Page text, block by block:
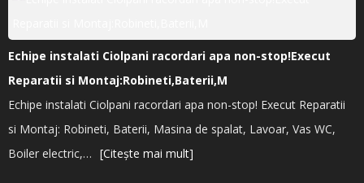
Echipe instalati Ciolpani racordari apa non-stop!Execut
Reparatii si Montaj:Robineti,Baterii,M
Echipe instalati Ciolpani racordari apa non-stop! Execut Reparatii
si Montaj: Robineti, Baterii, Masina de spalat, Lavoar, Vas WC,
Boiler electric,… [Citește mai mult]